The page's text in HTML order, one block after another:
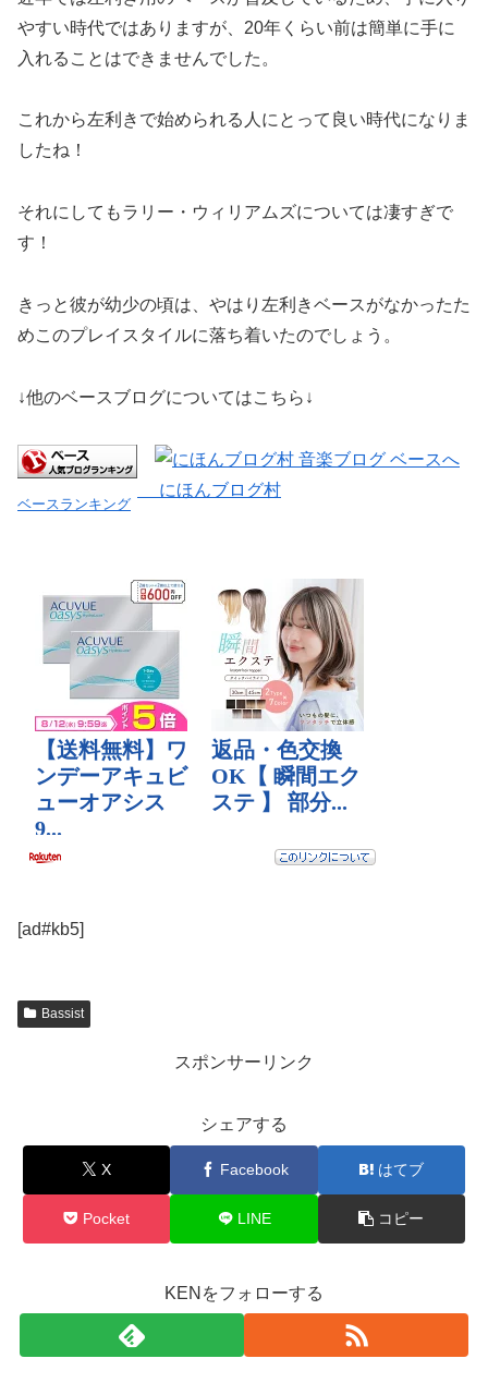
やすい時代ではありますが、20年くらい前は簡単に手に
入れることはできませんでした。
これから左利きで始められる人にとって良い時代になりま
したね！
それにしてもラリー・ウィリアムズについては凄すぎで
す！
きっと彼が幼少の頃は、やはり左利きベースがなかったた
めこのプレイスタイルに落ち着いたのでしょう。
↓他のベースブログについてはこちら↓
ベースランキング
にほんブログ村
[ad#kb5]
Bassist
スポンサーリンク
シェアする
X Facebook はてブ
Pocket LINE コピー
KENをフォローする